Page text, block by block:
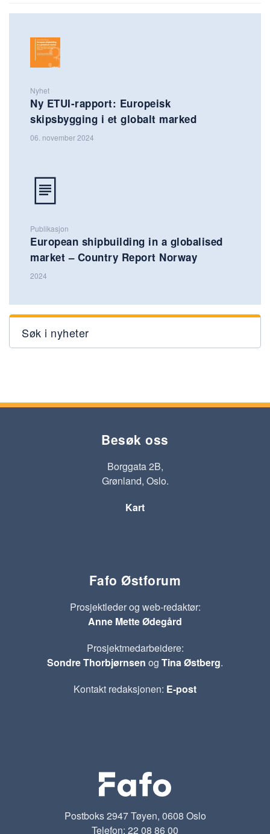
Nyhet
Ny ETUI-rapport: Europeisk
skipsbygging i et globalt marked
06. november 2024
Publikasjon
European shipbuilding in a globalised
market – Country Report Norway
2024
Søk i nyheter
Besøk oss
Borggata 2B,
Grønland, Oslo.
Kart
Fafo Østforum
Prosjektleder og web-redaktør:
Anne Mette Ødegård
Prosjektmedarbeidere:
Sondre Thorbjørnsen og Tina Østberg.
Kontakt redaksjonen: E-post
Postboks 2947 Tøyen, 0608 Oslo
Telefon: 22 08 86 00